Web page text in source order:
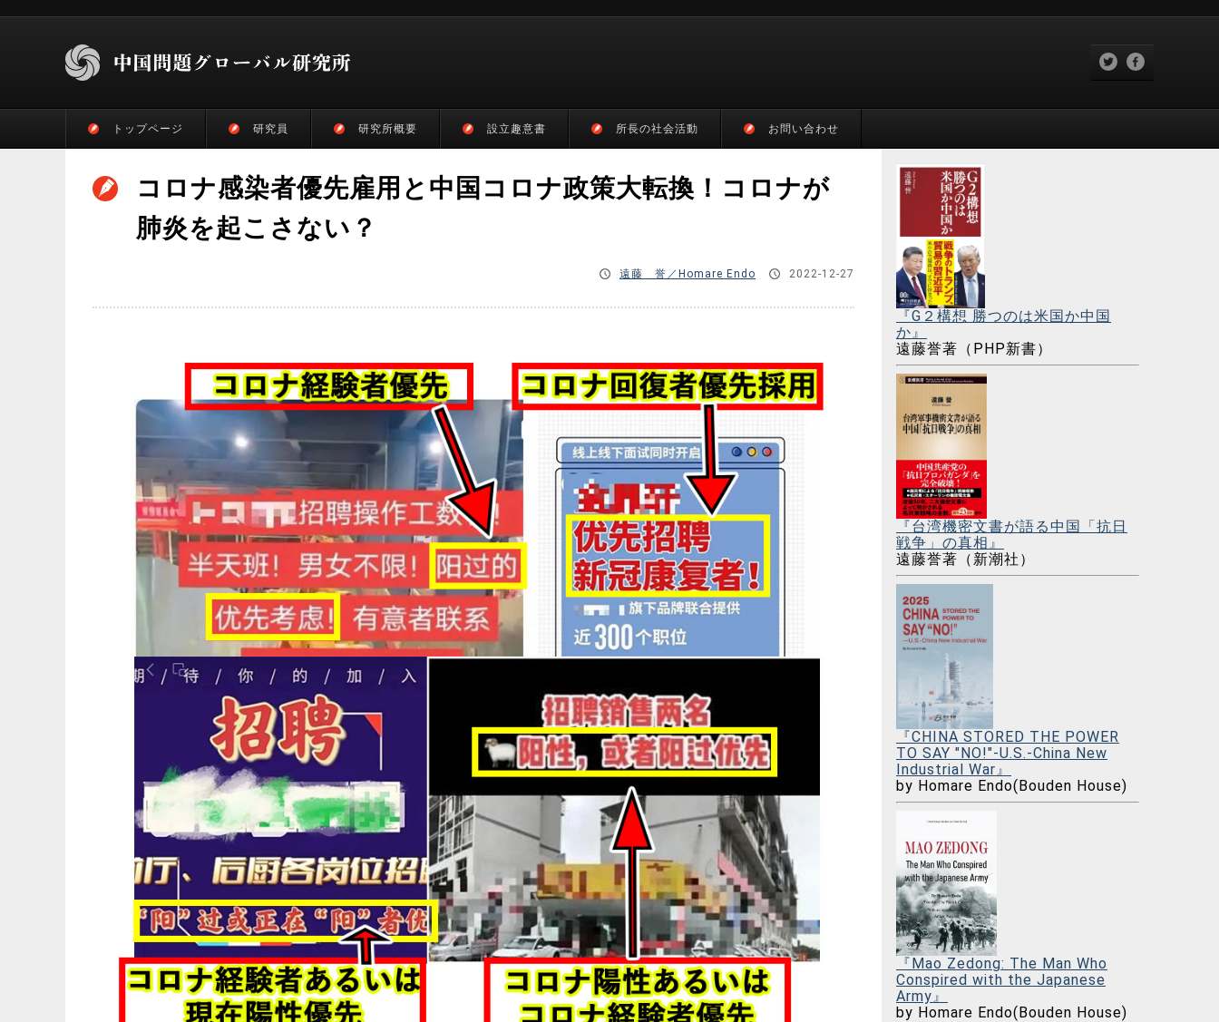
トップページ 研究員 研究所概要 設立趣意書 所長の社会活動 お問い合わせ
コロナ感染者優先雇用と中国コロナ政策大転換！コロナが
肺炎を起こさない？
遠藤 誉／Homare Endo 2022-12-27
『G２構想 勝つのは米国か中国
か』
遠藤誉著（PHP新書）
『台湾機密文書が語る中国「抗日
戦争」の真相』
遠藤誉著（新潮社）
『CHINA STORED THE POWER
TO SAY "NO!"-U.S.-China New
Industrial War』
by Homare Endo(Bouden House)
『Mao Zedong: The Man Who
Conspired with the Japanese
Army』
by Homare Endo(Bouden House)